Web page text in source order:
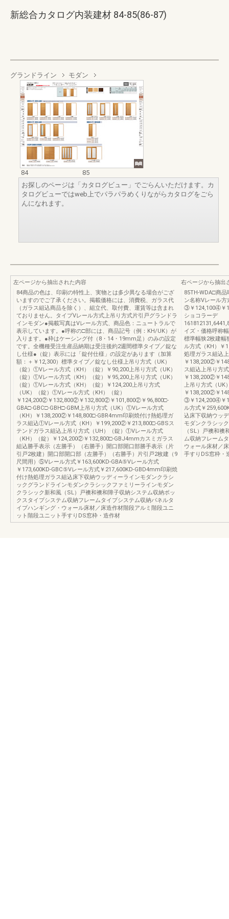
新総合カタログ内装建材 84-85(86-87)
グランドライン モダン
84
85
お探しのページは「カタログビュー」でごらんいただけます。カ
タログビューではweb上でパラパラめくりながらカタログをごら
んになれます。
左ページから抽出された内容
84商品の色は、印刷の特性上、実物とは多少異なる場合がござ
いますのでご了承ください。掲載価格には、消費税、ガラス代
（ガラス組込商品を除く）、組立代、取付費、運賃等は含まれ
ておりません。タイプVレール方式上吊り方式片引戸グランドラ
インモダン●掲載写真はVレール方式、商品色：ニュートラルで
表示しています。●呼称の□部には、商品記号（例：KH/UK）が
入ります。●枠はケーシング付（8・14・19mm足）のみの設定
です。全機種受注生産品納期は受注後約2週間標準タイプ／錠な
し仕様●（錠）表示には「錠付仕様」の設定があります（加算
額：＋￥12,300）標準タイプ／錠なし仕様上吊り方式（UK）
（錠）①Vレール方式（KH）（錠）￥90,200上吊り方式（UK）
（錠）①Vレール方式（KH）（錠）￥95,200上吊り方式（UK）
（錠）①Vレール方式（KH）（錠）￥124,200上吊り方式
（UK）（錠）①Vレール方式（KH）（錠）
￥124,200②￥132,800②￥132,800②￥101,800②￥96,800□-
GBA□-GBC□-GBH□-GBM上吊り方式（UK）①Vレール方式
（KH）￥138,200②￥148,800□-GBR4mm印刷焼付け熱処理ガ
ラス組込①Vレール方式（KH）￥199,200②￥213,800□-GBSス
テンドガラス組込上吊り方式（UH）（錠）①Vレール方式
（KH）（錠）￥124,200②￥132,800□-GBJ4mmカスミガラス
組込勝手表示（左勝手）（右勝手）開口部開口部勝手表示（片
引戸2枚建）開口部開口部（左勝手）（右勝手）片引戸2枚建（9
尺間用）⑤Vレール方式￥163,600KD-GBA⑤Vレール方式
￥173,600KD-GBC⑤Vレール方式￥217,600KD-GBD4mm印刷焼
付け熱処理ガラス組込床下収納ウッディーラインモダンクラシ
ックグランドラインモダンクラシックファミリーラインモダン
クラシック新和風（SL）戸襖和襖和障子収納システム収納ボッ
クスタイプシステム収納フレームタイプシステム収納パネルタ
イプハンギング・ウォール床材／床造作材階段アルミ階段ユニ
ット階段ユニット手すりDS窓枠・造作材
右ページから抽出
85TH-WDA□商
ン名称Vレール
③￥124,100④￥
ショコラーデ
イズ・価格呼称
標準幅狭2枚建幅
ル方式（KH）￥
処理ガラス組込
￥138,200②￥
ス組込上吊り方
￥138,200②￥
上吊り方式（UK
￥138,200②￥
③￥124,200④￥
ル方式￥
込床下収納ウッ
モダンクラシッ
（SL）戸襖和襖
ム収納フレーム
ウォール床材／
手すりDS窓枠・